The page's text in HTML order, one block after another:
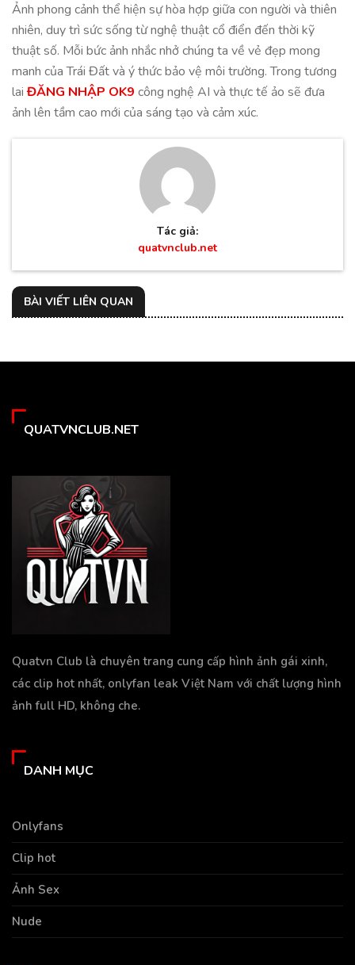
Ảnh phong cảnh thể hiện sự hòa hợp giữa con người và thiên
nhiên, duy trì sức sống từ nghệ thuật cổ điển đến thời kỹ
thuật số. Mỗi bức ảnh nhắc nhở chúng ta về vẻ đẹp mong
manh của Trái Đất và ý thức bảo vệ môi trường. Trong tương
laiĐĂNG NHẬP OK9 công nghệ AI và thực tế ảo sẽ đưa
ảnh lên tầm cao mới của sáng tạo và cảm xúc.
Tác giả:
quatvnclub.net
BÀI VIẾT LIÊN QUAN
QUATVNCLUB.NET
Quatvn Club là chuyên trang cung cấp hình ảnh gái xinh,
các clip hot nhất, onlyfan leak Việt Nam với chất lượng hình
ảnh full HD, không che.
DANH MỤC
Onlyfans
Clip hot
Ảnh Sex
Nude